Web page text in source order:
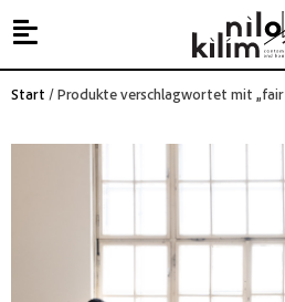
Start / Produkte verschlagwortet mit